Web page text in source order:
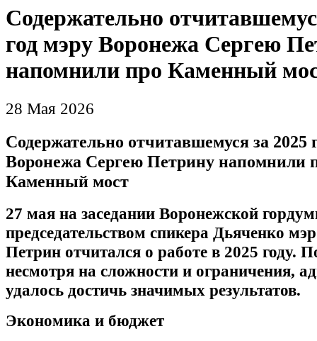
Содержательно
год мэру Воронежа Сергею
напомнили про Каменный
28 Мая 2026
Содержательно отчитавшемуся за 2025
Воронежа Сергею Петрину напомнили
Каменный мост
27 мая на заседании Воронежской
председательством спикера Дьяченко
Петрин отчитался о работе в 2025 году.
несмотря на сложности и ограничения,
удалось достичь значимых результатов.
Экономика и бюджет